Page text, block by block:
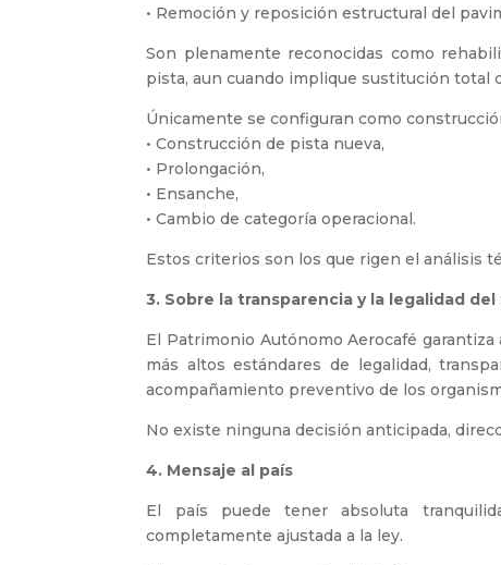
•⁠ ⁠Remoción y reposición estructural del
Son plenamente reconocidas como
pista, aun cuando implique sustitución total
Únicamente se configuran como
•⁠ ⁠Construcción de pista nueva,
•⁠ ⁠Prolongación,
•⁠ ⁠Ensanche,
•⁠ ⁠Cambio de categoría operacional.
Estos criterios son los que rigen el análisis
3.⁠ ⁠Sobre la transparencia y la legalidad
El Patrimonio Autónomo Aerocafé
más altos estándares de legalidad,
acompañamiento preventivo de los
No existe ninguna decisión anticipada,
4.⁠ ⁠Mensaje al país
El país puede tener absoluta
completamente ajustada a la ley.